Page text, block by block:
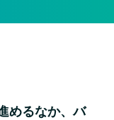
めるなか、バ